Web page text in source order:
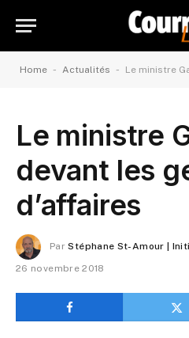
Home - Actualités - Le ministre
Le ministre
devant les
d’affaires
Par Stéphane St-Amour |
26 novembre 2018